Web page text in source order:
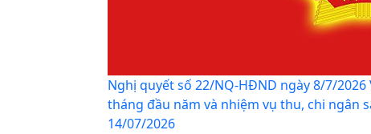
Nghị quyết số 22/NQ-HĐND ngày 8/7/
tháng đầu năm và nhiệm vụ thu, chi ngân
14/07/2026